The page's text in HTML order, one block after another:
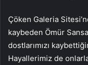
Çöken Galeria
kaybeden Ömür
dostlarımızı
Hayallerimiz de